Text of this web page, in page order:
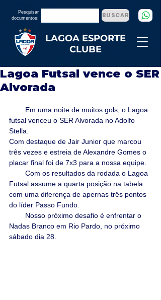
LAGOA ESPORTE
CLUBE
Pesquisar
documentos:
BUSCAR
Lagoa Futsal vence o SER
Alvorada
futsal venceu o SER Alvorada no Adolfo
Stella.
Com destaque de Jair Junior que marcou
três vezes e estreia de Alexandre Gomes o
placar final foi de 7x3 para a nossa equipe.
Futsal assume a quarta posição na tabela
com uma diferença de apernas três pontos
do líder Passo Fundo.
Nadas Branco em Rio Pardo, no próximo
sábado dia 28.